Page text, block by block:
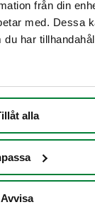
från din
med. Dessa
har
alla
Avvisa
21-29L
2 x 21-29L
behållare
L